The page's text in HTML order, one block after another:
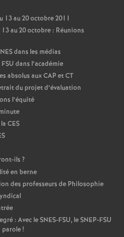
13 au 20 octobre 2011
au 20 octobre : Réunions
dans les médias
dans l’académie
absolus aux CAP et CT
du projet d’évaluation
l’équité
CES
ils ?
en berne
des professeurs de Philosophie
: Avec le SNES-FSU, le SNEP-FSU
parole!